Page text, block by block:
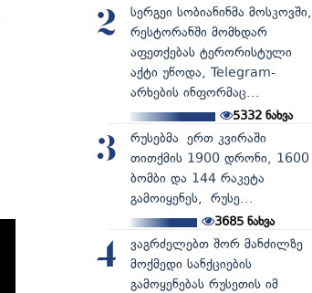
2
სერგეი სობიანინმა მოსკოვში,
რესტორანში მომხდარ
აფეთქებას ტერორისტული
აქტი უწოდა, Telegram-
არხების ინფორმაც...
5332 ნახვა
3
რუსებმა ერთ კვირაში
თითქმის 1900 დრონი, 1600
ბომბი და 144 რაკეტა
გამოიყენეს, რუსე...
3685ნახვა
4
ვაგრძელებთ შორ მანძილზე
მოქმედი სანქციების
გამოყენებას რუსეთის იმ